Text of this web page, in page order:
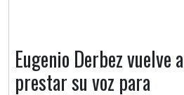
Eugenio Derbez vuelve a
prestar su voz para